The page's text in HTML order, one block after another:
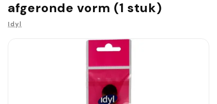
afgeronde vorm (1 stuk)
Idyl